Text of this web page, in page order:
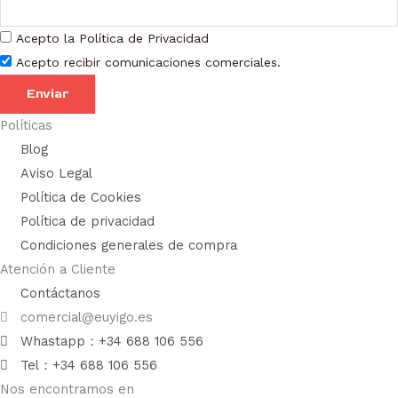
producto
Acepto la Política de Privacidad
Acepto recibir comunicaciones comerciales.
Enviar
Políticas
Blog
Aviso Legal
Política de Cookies
Política de privacidad
Condiciones generales de compra
Atención a Cliente
Contáctanos
comercial@euyigo.es
Whastapp：+34 688 106 556
Tel：+34 688 106 556
Nos encontramos en